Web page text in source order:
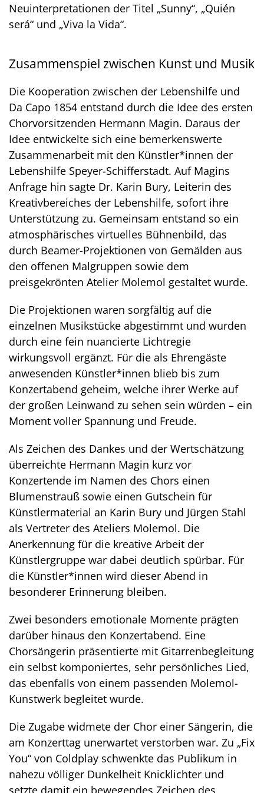
Neuinterpretationen der Titel „Sunny“, „Quién
será“ und „Viva la Vida“.
Zusammenspiel zwischen Kunst und Musik
Die Kooperation zwischen der Lebenshilfe und
Da Capo 1854 entstand durch die Idee des ersten
Chorvorsitzenden Hermann Magin. Daraus der
Idee entwickelte sich eine bemerkenswerte
Zusammenarbeit mit den Künstler*innen der
Lebenshilfe Speyer-Schifferstadt. Auf Magins
Anfrage hin sagte Dr. Karin Bury, Leiterin des
Kreativbereiches der Lebenshilfe, sofort ihre
Unterstützung zu. Gemeinsam entstand so ein
atmosphärisches virtuelles Bühnenbild, das
durch Beamer-Projektionen von Gemälden aus
den offenen Malgruppen sowie dem
preisgekrönten Atelier Molemol gestaltet wurde.
Die Projektionen waren sorgfältig auf die
einzelnen Musikstücke abgestimmt und wurden
durch eine fein nuancierte Lichtregie
wirkungsvoll ergänzt. Für die als Ehrengäste
anwesenden Künstler*innen blieb bis zum
Konzertabend geheim, welche ihrer Werke auf
der großen Leinwand zu sehen sein würden – ein
Moment voller Spannung und Freude.
Als Zeichen des Dankes und der Wertschätzung
überreichte Hermann Magin kurz vor
Konzertende im Namen des Chors einen
Blumenstrauß sowie einen Gutschein für
Künstlermaterial an Karin Bury und Jürgen Stahl
als Vertreter des Ateliers Molemol. Die
Anerkennung für die kreative Arbeit der
Künstlergruppe war dabei deutlich spürbar. Für
die Künstler*innen wird dieser Abend in
besonderer Erinnerung bleiben.
Zwei besonders emotionale Momente prägten
darüber hinaus den Konzertabend. Eine
Chorsängerin präsentierte mit Gitarrenbegleitung
ein selbst komponiertes, sehr persönliches Lied,
das ebenfalls von einem passenden Molemol-
Kunstwerk begleitet wurde.
Die Zugabe widmete der Chor einer Sängerin, die
am Konzerttag unerwartet verstorben war. Zu „Fix
You“ von Coldplay schwenkte das Publikum in
nahezu völliger Dunkelheit Knicklichter und
setzte damit ein bewegendes Zeichen des